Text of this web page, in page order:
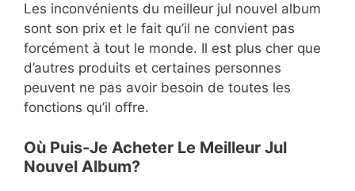
Les inconvénients du meilleur jul nouvel album
sont son prix et le fait qu’il ne convient pas
forcément à tout le monde. Il est plus cher que
d’autres produits et certaines personnes
peuvent ne pas avoir besoin de toutes les
fonctions qu’il offre.
Où Puis-Je Acheter Le Meilleur Jul
Nouvel Album?